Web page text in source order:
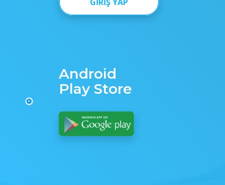
Android
Play Store